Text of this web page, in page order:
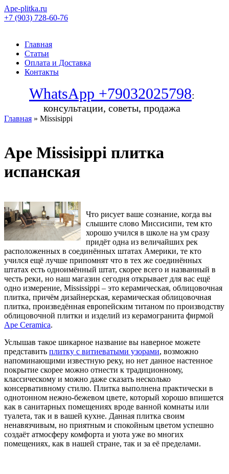
Ape-plitka.ru
+7 (903) 728-60-76
Главная
Статьи
Оплата и Доставка
Контакты
WhatsApp +79032025798:
консультации, советы, продажа
Главная » Missisippi
Ape Missisippi плитка
испанская
Что рисует ваше сознание, когда вы
слышите слово Миссисипи, тем кто
хорошо учился в школе на ум сразу
придёт одна из величайших рек
расположенных в соединённых штатах Америки, те кто
учился ещё лучше припомнят что в тех же соединённых
штатах есть одноимённый штат, скорее всего и названный в
честь реки, но наш магазин сегодня открывает для вас ещё
одно измерение, Mississippi – это керамическая, облицовочная
плитка, причём дизайнерская, керамическая облицовочная
плитка, произведённая европейским титаном по производству
облицовочной плитки и изделий из керамогранита фирмой
Ape Ceramica.
Услышав такое шикарное название вы наверное можете
представить плитку с витиеватыми узорами, возможно
напоминающими известную реку, но нет данное настенное
покрытие скорее можно отнести к традиционному,
классическому и можно даже сказать несколько
консервативному стилю. Плитка выполнена практически в
однотонном нежно-бежевом цвете, который хорошо впишется
как в санитарных помещениях вроде ванной комнаты или
туалета, так и в вашей кухне. Данная плитка своим
ненавязчивым, но приятным и спокойным цветом успешно
создаёт атмосферу комфорта и уюта уже во многих
помещениях, как в нашей стране, так и за её пределами.